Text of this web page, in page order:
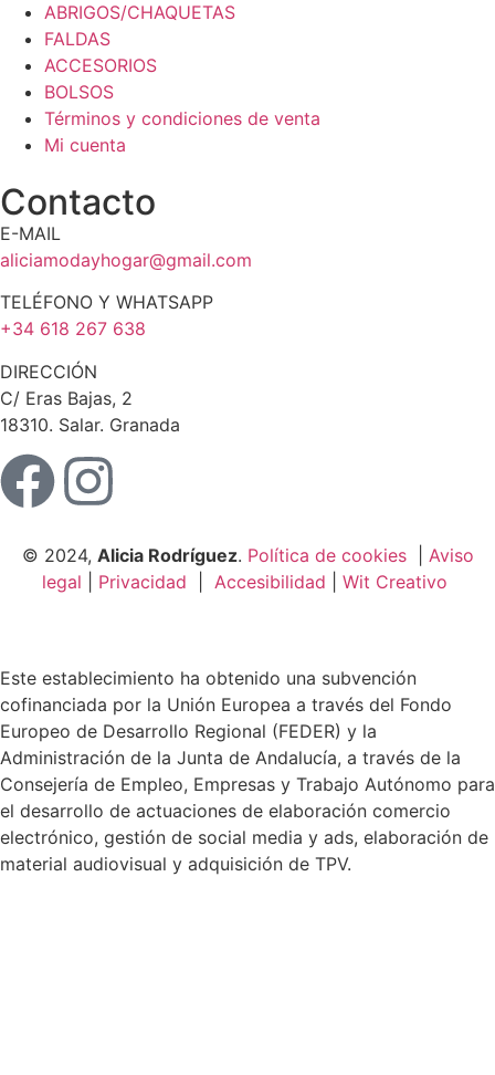
ABRIGOS/CHAQUETAS
FALDAS
ACCESORIOS
BOLSOS
Términos y condiciones de venta
Mi cuenta
Contacto
E-MAIL
aliciamodayhogar@gmail.com
TELÉFONO Y WHATSAPP
+34 618 267 638
DIRECCIÓN
C/ Eras Bajas, 2
18310. Salar. Granada
© 2024, Alicia Rodríguez. Política de cookies| Aviso
legal
Privacidad Accesibilidad Wit Creativo
Este establecimiento ha obtenido una subvención
cofinanciada por la Unión Europea a través del Fondo
Europeo de Desarrollo Regional (FEDER) y la
Administración de la Junta de Andalucía, a través de la
Consejería de Empleo, Empresas y Trabajo Autónomo para
el desarrollo de actuaciones de elaboración comercio
electrónico, gestión de social media y ads, elaboración de
material audiovisual y adquisición de TPV.